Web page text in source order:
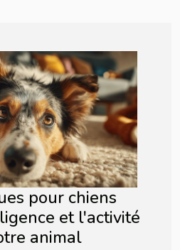
pour chiens
et l'activité
animal